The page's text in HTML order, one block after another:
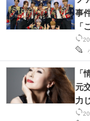
事
「
判
「
元
力